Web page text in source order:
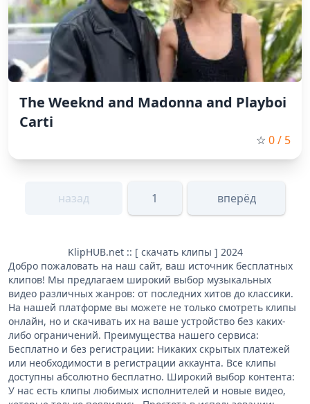
The Weeknd and Madonna and Playboi
Carti
☆ 0/ 5
назад 1 вперёд
KlipHUB.net :: [ скачать клипы ] 2024
Добро пожаловать на наш сайт, ваш источник бесплатных
клипов! Мы предлагаем широкий выбор музыкальных
видео различных жанров: от последних хитов до классики.
На нашей платформе вы можете не только смотреть клипы
онлайн, но и скачивать их на ваше устройство без каких-
либо ограничений. Преимущества нашего сервиса:
Бесплатно и без регистрации: Никаких скрытых платежей
или необходимости в регистрации аккаунта. Все клипы
доступны абсолютно бесплатно. Широкий выбор контента:
У нас есть клипы любимых исполнителей и новые видео,